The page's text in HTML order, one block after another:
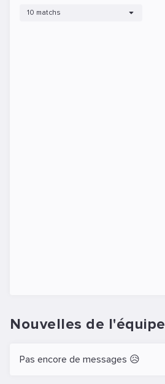
10 matchs
Nouvelles de l'équipe
Pas encore de messages 😥